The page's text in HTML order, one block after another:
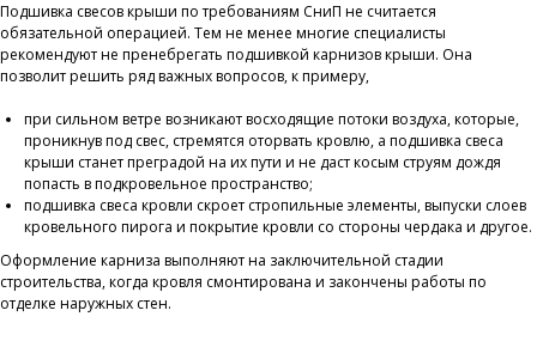
Подшивка свесов крыши по требованиям СниП не считается
обязательной операцией. Тем не менее многие специалисты
рекомендуют не пренебрегать подшивкой карнизов крыши. Она
позволит решить ряд важных вопросов, к примеру,
при сильном ветре возникают восходящие потоки воздуха, которые,
проникнув под свес, стремятся оторвать кровлю, а подшивка свеса
крыши станет преградой на их пути и не даст косым струям дождя
попасть в подкровельное пространство;
подшивка свеса кровли скроет стропильные элементы, выпуски слоев
кровельного пирога и покрытие кровли со стороны чердака и другое.
Оформление карниза выполняют на заключительной стадии
строительства, когда кровля смонтирована и закончены работы по
отделке наружных стен.